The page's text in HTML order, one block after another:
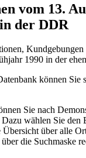
vom 13.
der DDR
1990 in der
können Sie
Sie nach
wählen Sie den
über alle
die Suchmaske